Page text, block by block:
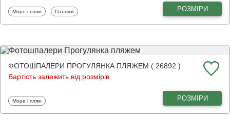
Фотошпалери
Море і пляж Фотошпалери
Пальми РОЗМІРИ
ФОТОШПАЛЕРИ ПРОГУЛЯНКА ПЛЯЖЕМ ( 26892 )
Вартість залежить від розмірів
Фотошпалери
Море і пляж РОЗМІРИ